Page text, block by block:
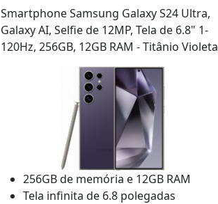
Smartphone Samsung Galaxy S24 Ultra,
Galaxy AI, Selfie de 12MP, Tela de 6.8" 1-
120Hz, 256GB, 12GB RAM - Titânio Violeta
256GB de memória e 12GB RAM
Tela infinita de 6.8 polegadas